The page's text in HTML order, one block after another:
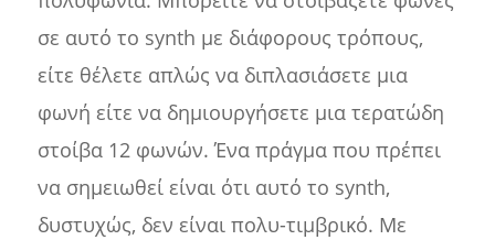
σε αυτό το synth με διάφορους τρόπους,
είτε θέλετε απλώς να διπλασιάσετε μια
φωνή είτε να δημιουργήσετε μια τερατώδη
στοίβα 12 φωνών. Ένα πράγμα που πρέπει
να σημειωθεί είναι ότι αυτό το synth,
δυστυχώς, δεν είναι πολυ-τιμβρικό. Με